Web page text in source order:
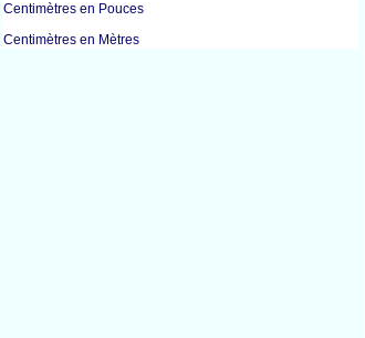
Centimètres en Pouces
Centimètres en Mètres